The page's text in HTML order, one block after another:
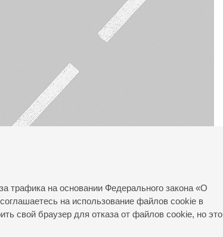
трафика на основании Федерального закона «О
на использование файлов cookie в
свой браузер для отказа от файлов cookie, но это
20:30